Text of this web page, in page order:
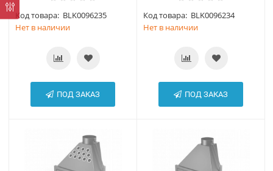
Код товара: BLK0096235
Нет в наличии
ПОД ЗАКАЗ
Код товара: BLK0096234
Нет в наличии
ПОД ЗАКАЗ